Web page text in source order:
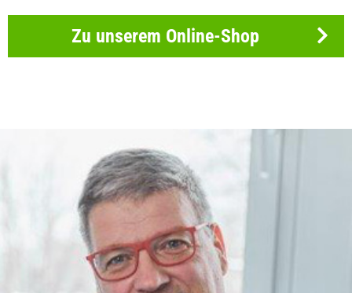
Zu unserem Online-Shop